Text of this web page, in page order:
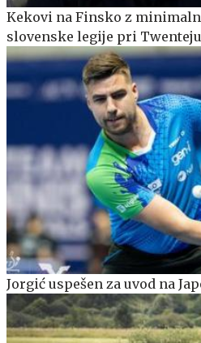
Kekovi na Finsko z
slovenske legije pri Twenteju
Jorgić uspešen za uvod na